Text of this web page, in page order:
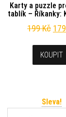
199 Kč.
je: 179 Kč.
Karty a puzzle
tablík – Říkanky:
199Kč 179
KOUPIT
Sleva!